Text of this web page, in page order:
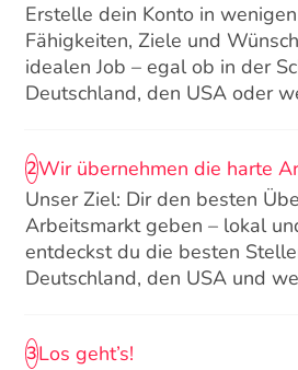
Erstelle dein Konto in
Fähigkeiten, Ziele und
idealen Job – egal ob in der
Deutschland, den USA oder
2Wir übernehmen die harte
Unser Ziel: Dir den besten
Arbeitsmarkt geben – lokal
entdeckst du die besten
Deutschland, den USA und
3Los geht’s!